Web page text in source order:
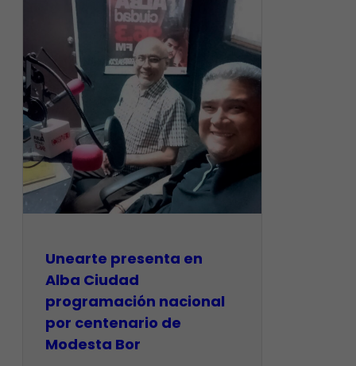
​Unearte presenta en
Alba Ciudad
programación nacional
por centenario de
Modesta Bor